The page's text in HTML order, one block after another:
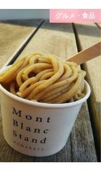
グルメ・食品